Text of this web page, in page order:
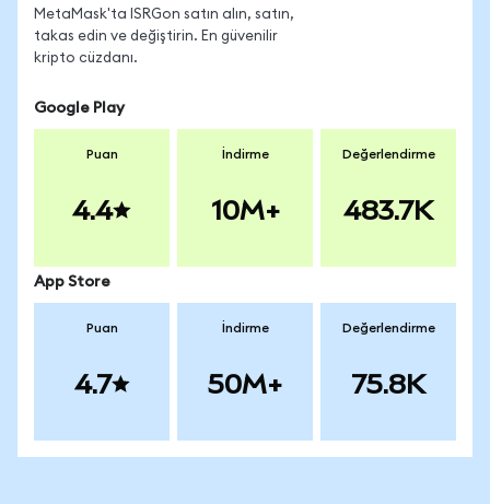
MetaMask'ta ISRGon satın alın, satın,
takas edin ve değiştirin. En güvenilir
kripto cüzdanı.
Google Play
Puan
4.4
İndirme
10M+
Değerlendirme
483.7K
App Store
Puan
4.7
İndirme
50M+
Değerlendirme
75.8K